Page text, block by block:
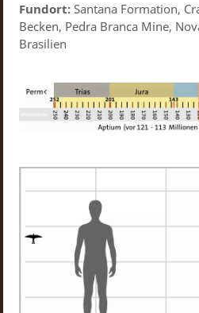
Fundort: Santana Formation,
Becken, Pedra Branca Mine,
Brasilien